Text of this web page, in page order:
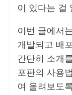
이 있다는 걸
이번 글에서
개발되고 배
간단히 소개
포판의 사용
여 올려보도